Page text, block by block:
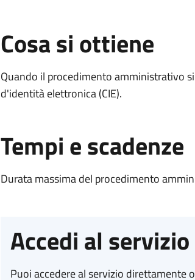
Cosa si ottiene
Quando il procedimento amministrativo
d'identità elettronica (CIE).
Tempi e scadenze
Durata massima del procedimento
Accedi al servizio
Puoi accedere al servizio